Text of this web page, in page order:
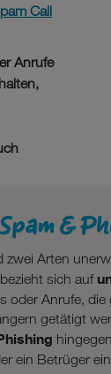
Call
Anrufe
Spam &
zwei Arten
bezieht sich auf
oder Anrufe, die
getätigt
ein Betrüger